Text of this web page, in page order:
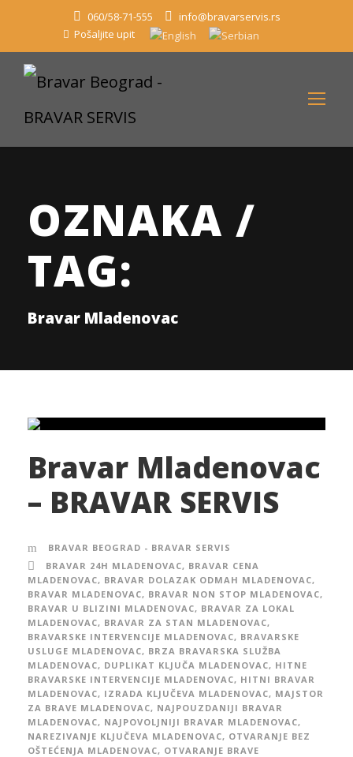
060/58-71-555
info@bravarservis.rs
Pošaljite upit
OZNAKA /
TAG:
Bravar Mladenovac
Bravar Mladenovac
– BRAVAR SERVIS
BRAVAR BEOGRAD - BRAVAR SERVIS
BRAVAR 24H MLADENOVAC, BRAVAR CENA
MLADENOVAC, BRAVAR DOLAZAK ODMAH MLADENOVAC,
BRAVAR MLADENOVAC, BRAVAR NON STOP MLADENOVAC,
BRAVAR U BLIZINI MLADENOVAC, BRAVAR ZA LOKAL
MLADENOVAC, BRAVAR ZA STAN MLADENOVAC,
BRAVARSKE INTERVENCIJE MLADENOVAC, BRAVARSKE
USLUGE MLADENOVAC, BRZA BRAVARSKA SLUŽBA
MLADENOVAC, DUPLIKAT KLJUČA MLADENOVAC, HITNE
BRAVARSKE INTERVENCIJE MLADENOVAC, HITNI BRAVAR
MLADENOVAC, IZRADA KLJUČEVA MLADENOVAC, MAJSTOR
ZA BRAVE MLADENOVAC, NAJPOUZDANIJI BRAVAR
MLADENOVAC, NAJPOVOLJNIJI BRAVAR MLADENOVAC,
NAREZIVANJE KLJUČEVA MLADENOVAC, OTVARANJE BEZ
OŠTEĆENJA MLADENOVAC, OTVARANJE BRAVE